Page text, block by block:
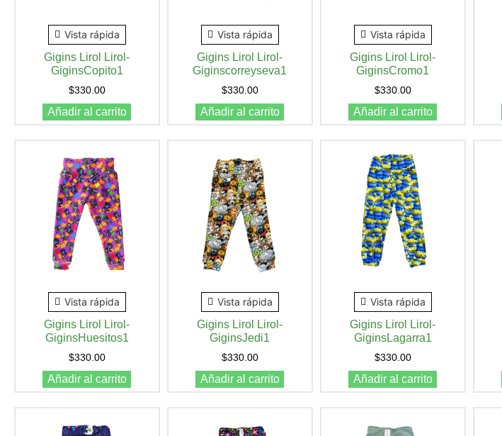
Vista rápida
Gigins Lirol Lirol-
GiginsCopito1
$330.00
Añadir al carrito
Vista rápida
Gigins Lirol Lirol-
Giginscorreyseva1
$330.00
Añadir al carrito
Vista rápida
Gigins Lirol Lirol-
GiginsCromo1
$330.00
Añadir al carrito
Vista rápida
Gigins Lirol Lirol-
GiginsHuesitos1
$330.00
Añadir al carrito
Vista rápida
Gigins Lirol Lirol-
GiginsJedi1
$330.00
Añadir al carrito
Vista rápida
Gigins Lirol Lirol-
GiginsLagarra1
$330.00
Añadir al carrito